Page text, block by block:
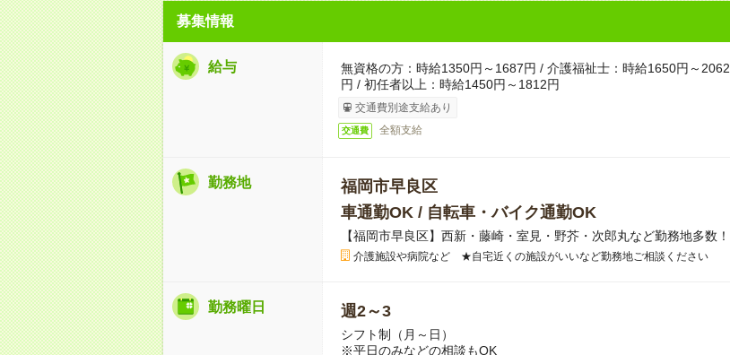
募集情報
給与
無資格の方：時給1350円～1687円 / 介護福祉士：時給1650円～2062
円 / 初任者以上：時給1450円～1812円
交通費別途支給あり
交通費 全額支給
勤務地
福岡市早良区
車通勤OK / 自転車・バイク通勤OK
【福岡市早良区】西新・藤崎・室見・野芥・次郎丸など勤務地多数！
介護施設や病院など ★自宅近くの施設がいいなど勤務地ご相談ください
勤務曜日 週2～3
シフト制（月～日）
※平日のみなどの相談もOK